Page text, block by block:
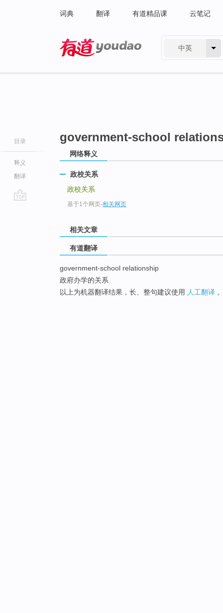
词典 翻译 有道精品课 云笔记
中英
目录
释义
翻译
government-school
网络释义
政校关系
政校关系
基于1个网页-相关网页
相关文章
有道翻译
government-school relationship
政府办学的关系
以上为机器翻译结果，长、整句建议使用 人工翻译